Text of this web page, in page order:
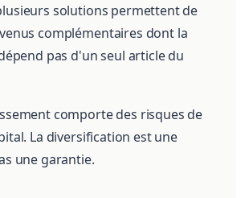
solutions permettent de
complémentaires dont la
pas d'un seul article du
comporte des risques de
La diversification est une
une garantie.